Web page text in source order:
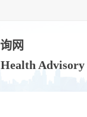
网